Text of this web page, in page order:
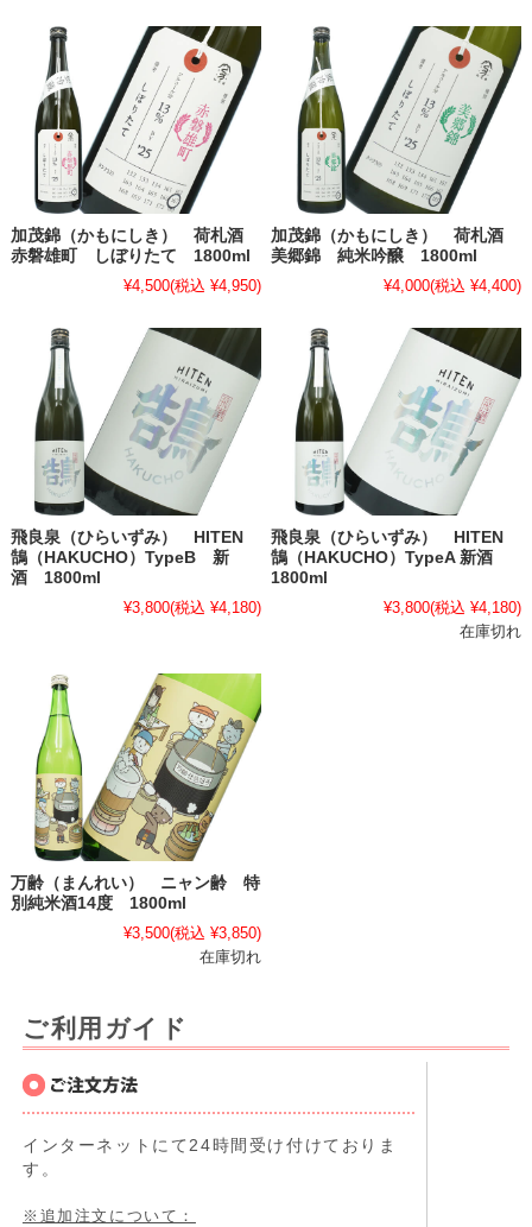
加茂錦（かもにしき） 荷札酒
赤磐雄町 しぼりたて 1800ml
¥4,500(税込 ¥4,950)
加茂錦（かもにしき） 荷札酒
美郷錦 純米吟醸 1800ml
¥4,000(税込 ¥4,400)
飛良泉（ひらいずみ） HITEN
鵠（HAKUCHO）TypeB 新
酒 1800ml
¥3,800(税込 ¥4,180)
飛良泉（ひらいずみ） HITEN
鵠（HAKUCHO）TypeA 新酒
1800ml
¥3,800(税込 ¥4,180)
在庫切れ
万齢（まんれい） ニャン齢 特
別純米酒14度 1800ml
¥3,500(税込 ¥3,850)
在庫切れ
ご利用ガイド
インターネットにて24時間受け付けておりま
す。
※追加注文について：